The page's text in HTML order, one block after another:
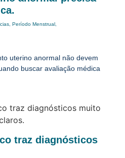
Período Menstrual
uterino anormal não devem
buscar avaliação médica
traz diagnósticos